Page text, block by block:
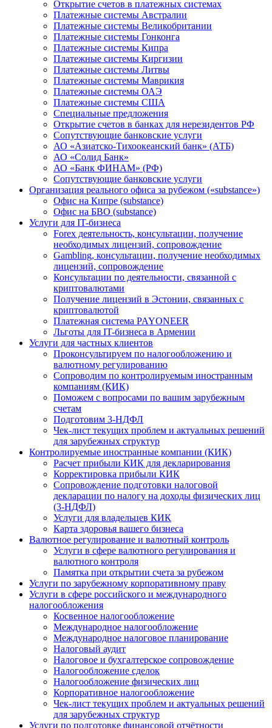
Открытие счетов в платежных системах
Платежные системы Австралии
Платежные системы Великобритании
Платежные системы Гонконга
Платежные системы Кипра
Платежные системы Киргизии
Платежные системы Литвы
Платежные системы Маврикия
Платежные системы ОАЭ
Платежные системы США
Специальные предложения
Открытие счетов в банках для нерезидентов РФ
Сопутствующие банковские услуги
АО «Азиатско-Тихоокеанский банк» (АТБ)
АО «Солид Банк»
АО «Банк ФИНАМ» (РФ)
Сопутствующие банковские услуги
Организация реального офиса за рубежом («substance»)
Офис на Кипре (substance)
Офис на БВО (substance)
Услуги для IT-бизнеса
Forex деятельность, консультации, получение
необходимых лицензий, сопровождение
Gambling, консультации, получение необходимых
лицензий, сопровождение
Консультации по деятельности, связанной с
криптовалютами
Получение лицензий в Эстонии, связанных с
криптовалютой
Платежная система PAYONEER
Льготы для IT-бизнеса в Армении
Услуги для частных клиентов
Проконсультируем по налогообложению и
валютному регулированию
Сопроводим по контролируемым иностранным
компаниям (КИК)
Поможем с вопросами по вашим зарубежным
счетам
Подготовим 3-НДФЛ
Чек-лист текущих проблем и актуальных решений
для зарубежных структур
Контролируемые иностранные компании (КИК)
Расчет прибыли КИК для декларирования
Корректировка прибыли КИК
Сопровождение подготовки налоговой
декларации по налогу на доходы физических лиц
(3-НДФЛ)
Услуги для владельцев КИК
Карта здоровья вашего бизнеса
Валютное регулирование и валютный контроль
Услуги в сфере валютного регулирования и
валютного контроля
Памятка при открытии счета за рубежом
Услуги по зарубежному корпоративному праву
Услуги в сфере российского и международного
налогообложения
Косвенное налогообложение
Международное налогообложение
Международное налоговое планирование
Налоговый аудит
Налоговое и бухгалтерское сопровождение
Налогообложение сделок
Налогообложение физических лиц
Корпоративное налогообложение
Чек-лист текущих проблем и актуальных решений
для зарубежных структур
Услуги по подготовке финансовой отчётности